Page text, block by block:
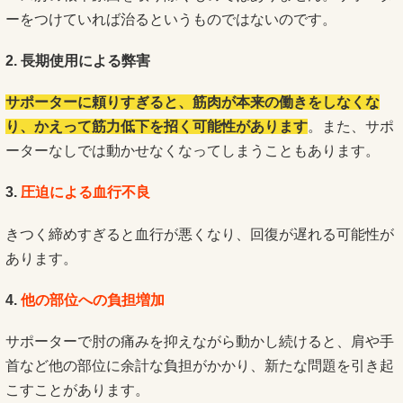
ーをつけていれば治るというものではないのです。
2. 長期使用による弊害
サポーターに頼りすぎると、筋肉が本来の働きをしなくな
り、かえって筋力低下を招く可能性があります。また、サポ
ーターなしでは動かせなくなってしまうこともあります。
3. 圧迫による血行不良
きつく締めすぎると血行が悪くなり、回復が遅れる可能性が
あります。
4. 他の部位への負担増加
サポーターで肘の痛みを抑えながら動かし続けると、肩や手
首など他の部位に余計な負担がかかり、新たな問題を引き起
こすことがあります。